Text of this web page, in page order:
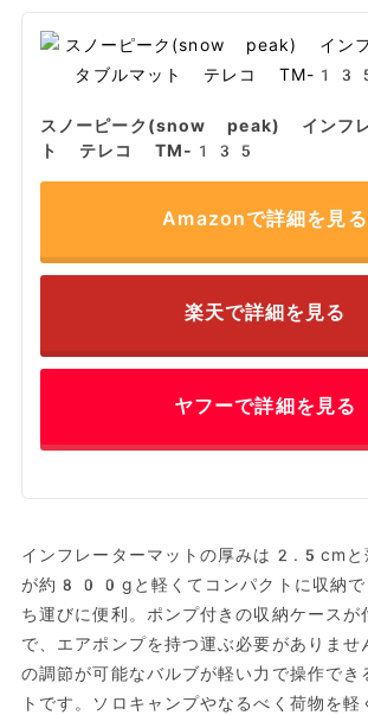
スノーピーク(snow peak) インフレ
ト テレコ TM-135
Amazonで詳細を見る
楽天で詳細を見る
ヤフーで詳細を見る
インフレーターマットの厚みは2.5cmと
が約800gと軽くてコンパクトに収納で
ち運びに便利。ポンプ付きの収納ケースが
で、エアポンプを持つ運ぶ必要がありませ
の調節が可能なバルブが軽い力で操作でき
トです。ソロキャンプやなるべく荷物を